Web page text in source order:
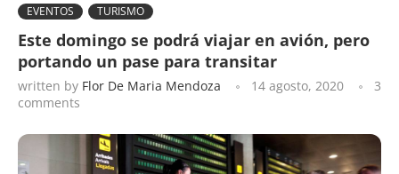
EVENTOS TURISMO
Este domingo se podrá viajar en avión, pero
portando un pase para transitar
written by Flor De Maria Mendoza 14 agosto, 2020
3
comments